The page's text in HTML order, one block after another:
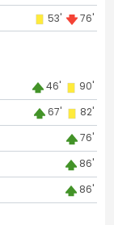
53' 76'
46' 90'
67' 82'
76'
86'
86'